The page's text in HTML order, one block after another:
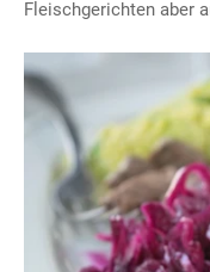
Fleischgerichten aber